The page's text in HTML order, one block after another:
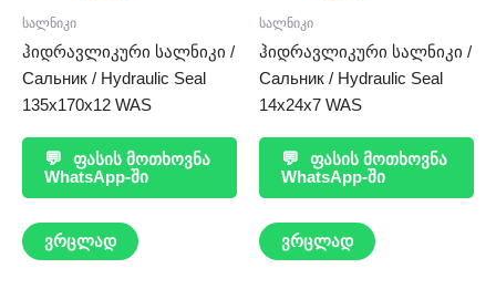
სალნიკი
ჰიდრავლიკური სალნიკი /
Сальник / Hydraulic Seal
135x170x12 WAS
💬
ფასის მოთხოვნა
WhatsApp-ში
ვრცლად
სალნიკი
ჰიდრავლიკური სალნიკი /
Сальник / Hydraulic Seal
14x24x7 WAS
💬
ფასის მოთხოვნა
WhatsApp-ში
ვრცლად